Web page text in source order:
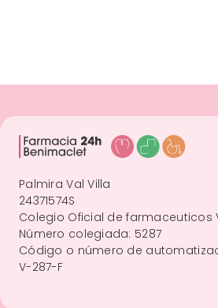
Palmira Val Villa
24371574S
Colegio Oficial de farmaceuticos
Número colegiada: 5287
Código o número de
V-287-F